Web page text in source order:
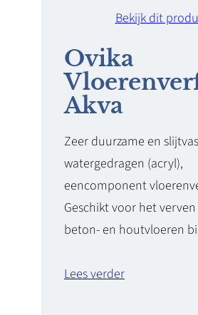
Bekijk dit
Ovika
Akva
Zeer duurzame en
watergedragen (acryl),
eencomponent
Geschikt voor het verven
beton- en houtvloeren
Lees verder